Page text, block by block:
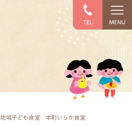
地域子ども食堂 本町いらか食堂